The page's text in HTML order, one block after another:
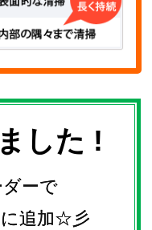
した !
ーで
追加☆彡